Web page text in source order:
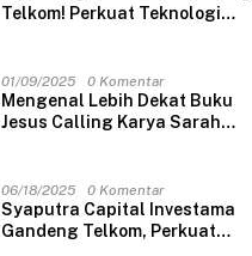
Telkom! Perkuat Teknologi
01/09/2025 0 Komentar
Mengenal Lebih Dekat Buku
Jesus Calling Karya Sarah
06/18/2025 0 Komentar
Syaputra Capital Investama
Gandeng Telkom, Perkuat